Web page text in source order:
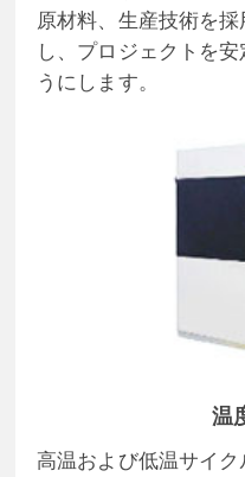
原材料、生産技術を
し、プロジェクトを
うにします。
温
高温および低温サイ